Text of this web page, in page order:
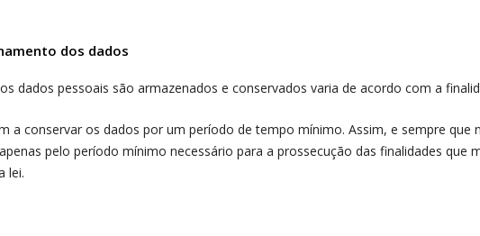
dos dados
dados pessoais são armazenados e conservados varia de acordo com a
a conservar os dados por um período de tempo mínimo. Assim, e sempre que
pelo período mínimo necessário para a prossecução das finalidades que
lei.